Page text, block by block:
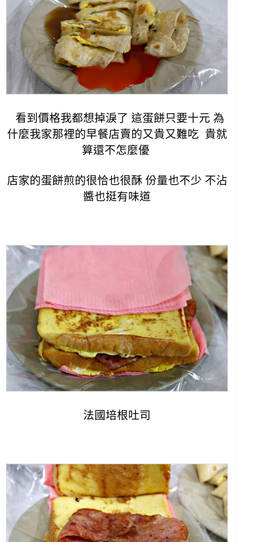
看到價格我都想掉淚了 這蛋餅只要十元 為
什麼我家那裡的早餐店賣的又貴又難吃 貴就
算還不怎麼優
店家的蛋餅煎的很恰也很酥 份量也不少 不沾
醬也挺有味道
法國培根吐司